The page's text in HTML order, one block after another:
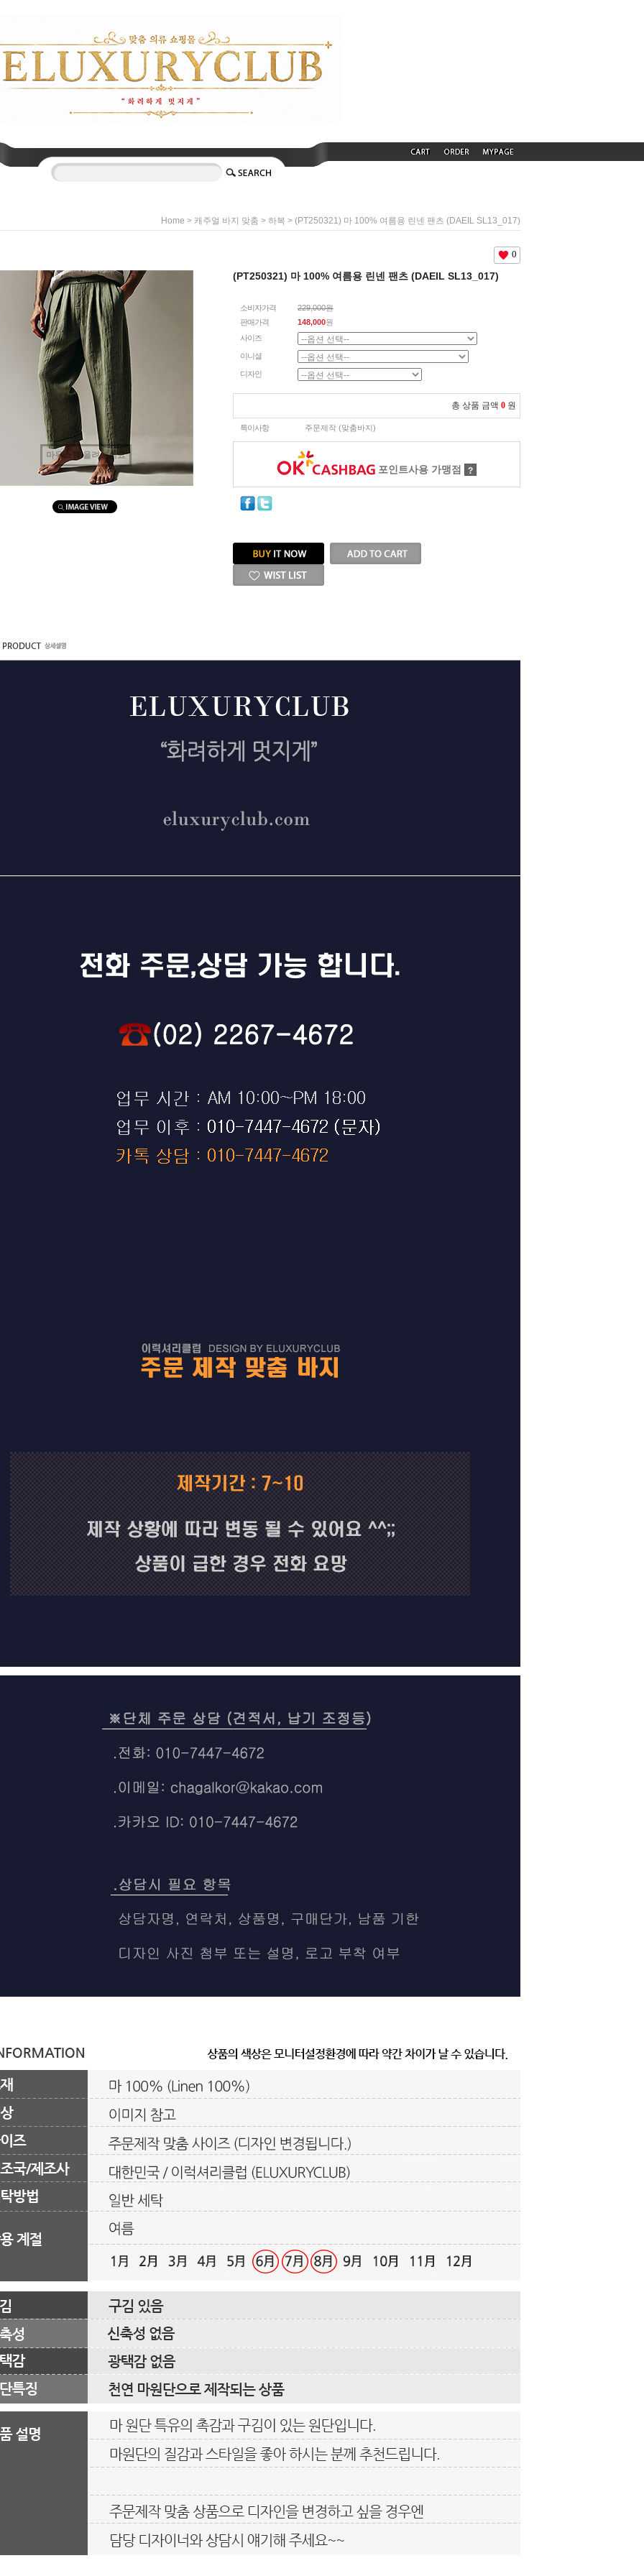
Home > 캐주얼 바지 맞춤 > 하복 > (PT250321) 마 100% 여름용 린넨 팬츠 (DAEIL SL13_017)
마우스를 올려보세요
0
(PT250321) 마 100% 여름용 린넨 팬츠 (DAEIL SL13_017)
소비자가격
229,000원
판매가격
148,000원
사이즈
이니셜
디자인
총 상품 금액 0 원
특이사항 주문제작 (맞춤바지)
포인트사용 가맹점 ?